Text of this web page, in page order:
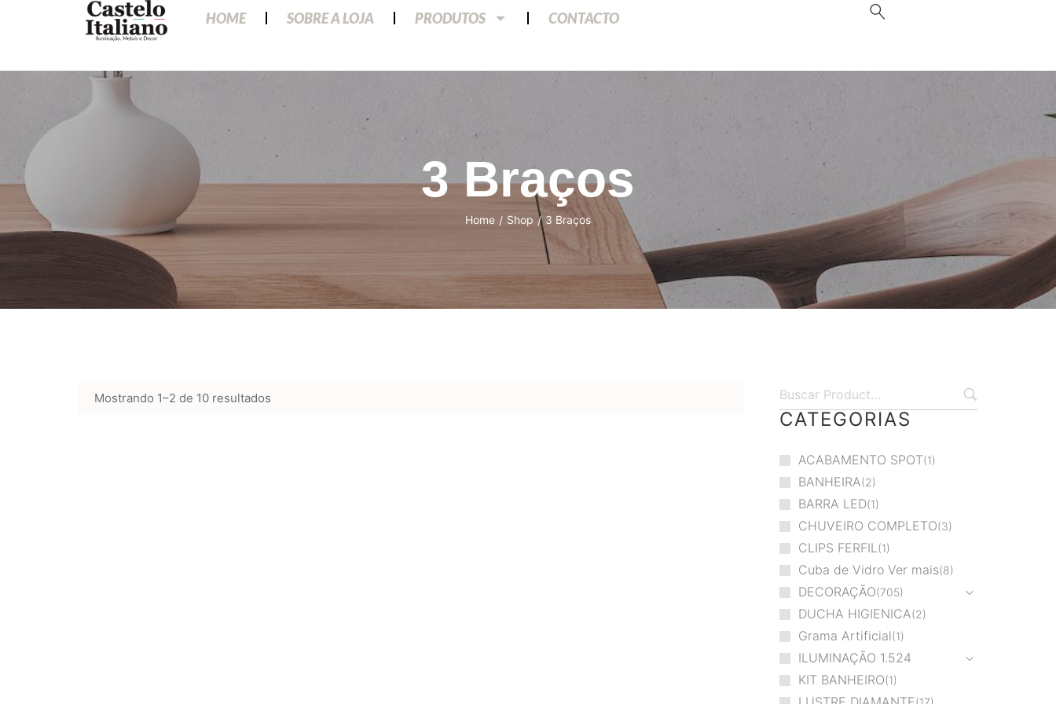
HOME SOBRE A LOJA PRODUTOS CONTACTO
3 Braços
Home / Shop / 3 Braços
Mostrando 1–2 de 10 resultados
CATEGORIAS
ACABAMENTO SPOT 1
BANHEIRA 2
BARRA LED 1
CHUVEIRO COMPLETO 3
CLIPS FERFIL 1
Cuba de Vidro Ver mais 8
DECORAÇÃO 705
DUCHA HIGIENICA 2
Grama Artificial 1
ILUMINAÇÃO 1.524
KIT BANHEIRO 1